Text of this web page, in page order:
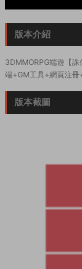
版本介紹
3DMMORPG端遊【
端+GM工具+網頁注
版本截圖